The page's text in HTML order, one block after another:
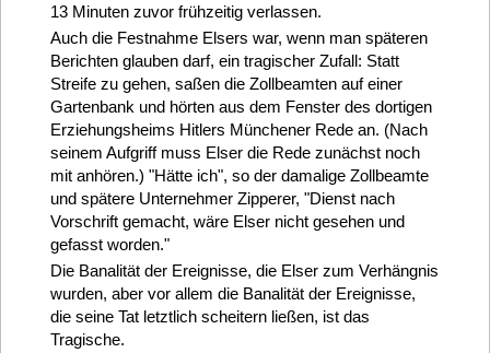
13 Minuten zuvor frühzeitig verlassen.
Auch die Festnahme Elsers war, wenn man späteren
Berichten glauben darf, ein tragischer Zufall: Statt
Streife zu gehen, saßen die Zollbeamten auf einer
Gartenbank und hörten aus dem Fenster des dortigen
Erziehungsheims Hitlers Münchener Rede an. (Nach
seinem Aufgriff muss Elser die Rede zunächst noch
mit anhören.) "Hätte ich", so der damalige Zollbeamte
und spätere Unternehmer Zipperer, "Dienst nach
Vorschrift gemacht, wäre Elser nicht gesehen und
gefasst worden."
Die Banalität der Ereignisse, die Elser zum Verhängnis
wurden, aber vor allem die Banalität der Ereignisse,
die seine Tat letztlich scheitern ließen, ist das
Tragische.